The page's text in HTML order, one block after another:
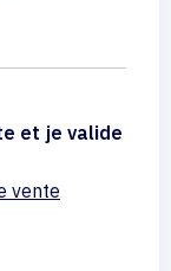
et je valide
vente